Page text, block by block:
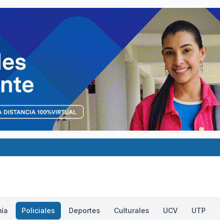
Policiales Deportes Culturales UCV UTP